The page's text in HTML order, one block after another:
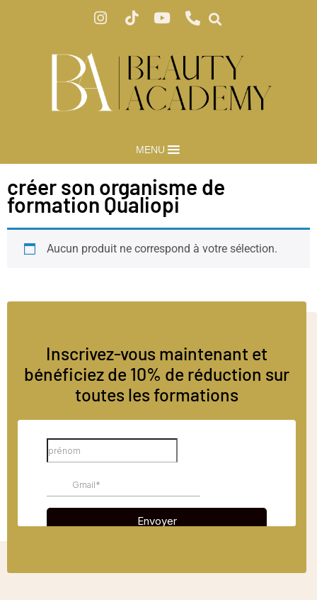
MENU
créer son organisme de
formation Qualiopi
Aucun produit ne correspond à votre sélection.
Inscrivez-vous maintenant et
bénéficiez de 10% de réduction sur
toutes les formations